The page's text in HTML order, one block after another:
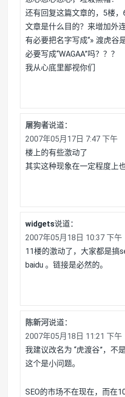
还有回复这篇文章的，5楼
文章是什么目的？来增加外连
有必要把名字写成“» 渡虎谷
必要写成“WAGAA”吗？？？
我从心底里鄙视你们
屠狗者说道：
2007年05月17日 7:47 下午
楼上的有些激动了
其实这种现象在一定程度上
widgets说道：
2007年05月18日 10:37 下午
11楼的激动了，大家都是搞
baidu 。链接是必然的。
陈新河说道：
2007年05月18日 11:21 下午
我建议改名为 “虎渡谷”，不
这个是小问题。
SEO的市场不在现在，而在